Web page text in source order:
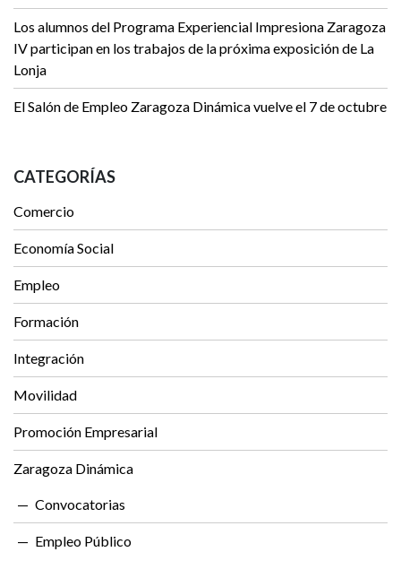
Los alumnos del Programa Experiencial Impresiona Zaragoza
IV participan en los trabajos de la próxima exposición de La
Lonja
El Salón de Empleo Zaragoza Dinámica vuelve el 7 de octubre
CATEGORÍAS
Comercio
Economía Social
Empleo
Formación
Integración
Movilidad
Promoción Empresarial
Zaragoza Dinámica
Convocatorias
Empleo Público